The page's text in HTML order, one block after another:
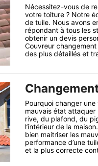
Nécessitez-vous de
votre toiture ? Notre
de tuile. Nous avons
répondant à tous les
obtenir un devis
Couvreur
des plus détaillés et
Pourquoi changer
mauvais état
rive, du plafond, du
l’intérieur de la
bien maitriser les
performance d’une
et la plus correcte